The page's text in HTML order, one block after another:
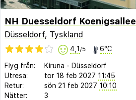
NH Duesseldorf Koenigsallee
Düsseldorf, Tyskland
4,1 /5 6°C
Flyg från: Kiruna - Düsseldorf
Utresa:
tor 18 feb 2027 11:45
Retur:
sön 21 feb 2027 10:10
Nätter:
3